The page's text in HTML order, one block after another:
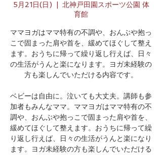
5月21日(日)
北神戸田園スポーツ公園 体
育館
ママヨガはママ特有の不調や、おんぶや抱っ
こで固まった肩や首を、緩めてほぐして整え
ます。おうちに帰って繰り返し行えば、日々
の生活がうんと楽になります。ヨガ未経験の
方も楽しんでいただける内容です。
ベビーは自由に。泣いても大丈夫。講師も参
加者もみんなママ。ママヨガはママ特有の不
調や、おんぶや抱っこで固まった肩や首を、
緩めてほぐして整えます。おうちに帰って繰
り返し行えば、日々の生活がうんと楽になり
ます。ヨガ未経験の方も楽しんでいただける